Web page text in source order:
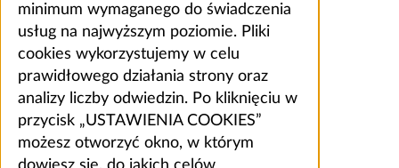
minimum wymaganego do świadczenia
usług na najwyższym poziomie. Pliki
cookies wykorzystujemy w celu
prawidłowego działania strony oraz
analizy liczby odwiedzin. Po kliknięciu w
przycisk „USTAWIENIA COOKIES”
możesz otworzyć okno, w którym